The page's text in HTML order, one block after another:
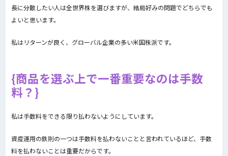
長に分散したい人は全世界株を選びますが、結局好みの問題でどちらでも
よいと思います。
私はリターンが良く、グローバル企業の多い米国株派です。
商品を選ぶ上で一番重要なのは手数
料？
私は手数料をできる限り払わないようにしています。
資産運用の鉄則の一つは手数料を払わないことと言われているほど、手数
料を払わないことは重要だからです。